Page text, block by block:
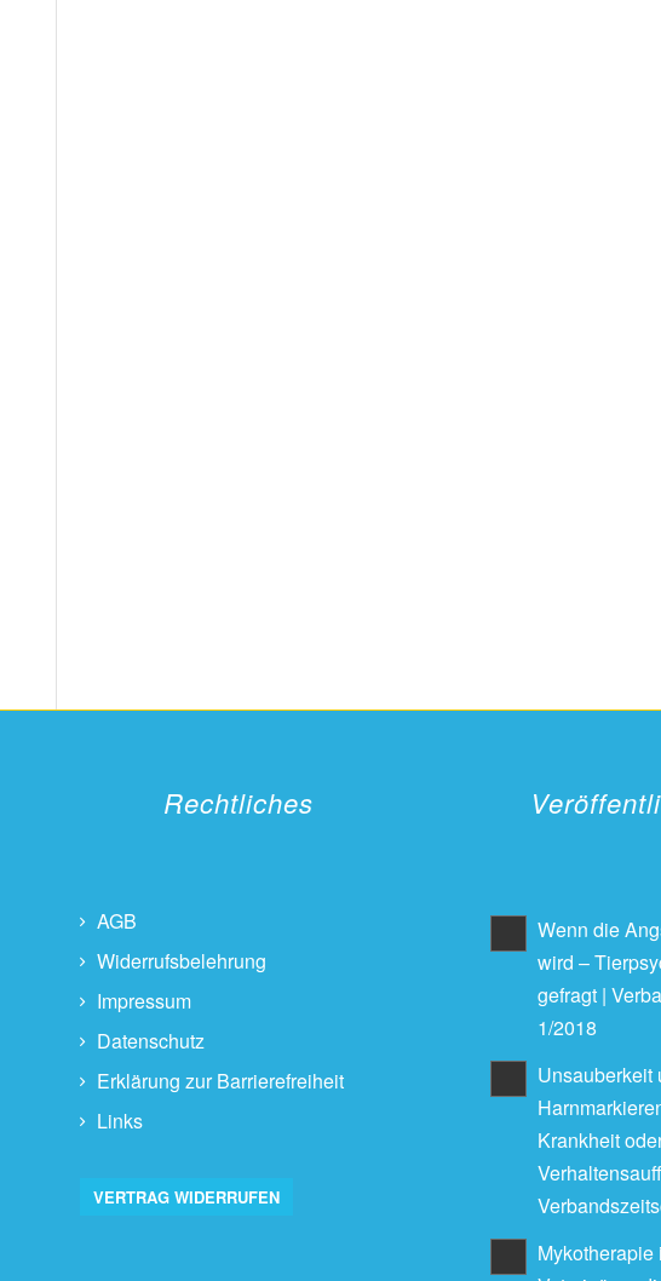
Rechtliches
AGB
Widerrufsbelehrung
Impressum
Datenschutz
Erklärung zur Barrierefreiheit
Links
VERTRAG WIDERRUFEN
Wenn die
wird –
gefragt |
1/2018
Unsauberkeit
Krankheit
Mykotherapie